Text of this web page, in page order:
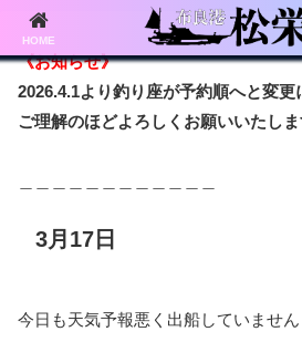
《お知らせ》
2026.4.1より釣り座が予約順へと変更
ご理解のほどよろしくお願いいたし
3月17日
今日も天気予報悪く出船していません
HOME